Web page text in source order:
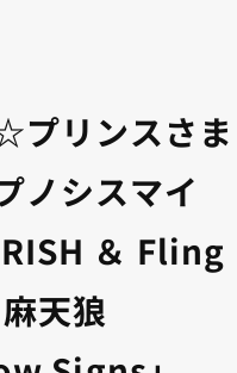
プリンスさま
ノシスマイ
＆ Fling
天狼